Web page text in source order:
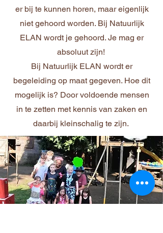
er bij te kunnen horen, maar eigenlijk
niet gehoord worden. Bij Natuurlijk
ELAN wordt je gehoord. Je mag er
absoluut zijn!
Bij Natuurlijk ELAN wordt er
begeleiding op maat gegeven. Hoe dit
mogelijk is? Door voldoende mensen
in te zetten met kennis van zaken en
daarbij kleinschalig te zijn.